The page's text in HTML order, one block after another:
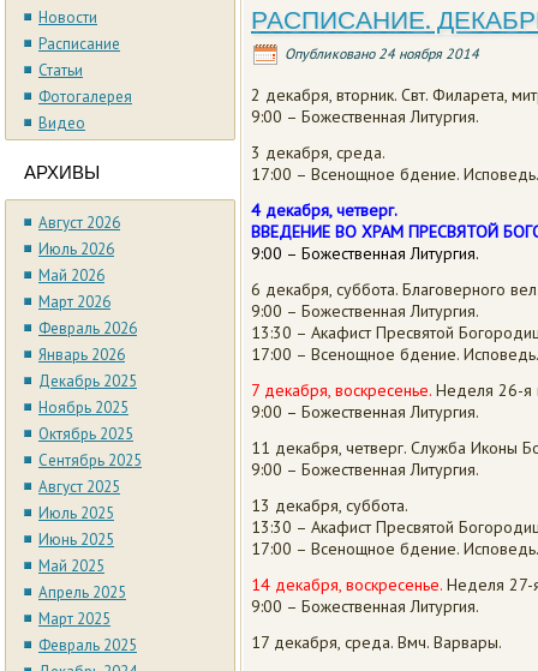
Новости
Расписание
Статьи
Фотогалерея
Видео
АРХИВЫ
Август 2026
Июль 2026
Май 2026
Март 2026
Февраль 2026
Январь 2026
Декабрь 2025
Ноябрь 2025
Октябрь 2025
Сентябрь 2025
Август 2025
Июль 2025
Июнь 2025
Май 2025
Апрель 2025
Март 2025
Февраль 2025
РАСПИСАНИЕ.
Опубликовано 24 ноября 2014
2 декабря, вторник. Свт. Филарета,
9:00 – Божественная Литургия.
3 декабря, среда.
17:00 – Всенощное бдение. Исповедь.
4 декабря, четверг.
ВВЕДЕНИЕ ВО ХРАМ ПРЕСВЯТОЙ
9:00 – Божественная Литургия.
6 декабря, суббота. Благоверного
9:00 – Божественная Литургия.
13:30 – Акафист Пресвятой
17:00 – Всенощное бдение. Исповедь.
7 декабря, воскресенье. Неделя 26-я
9:00 – Божественная Литургия.
11 декабря, четверг. Служба Иконы
9:00 – Божественная Литургия.
13 декабря, суббота.
13:30 – Акафист Пресвятой
17:00 – Всенощное бдение. Исповедь.
14 декабря, воскресенье. Неделя 27-
9:00 – Божественная Литургия.
17 декабря, среда. Вмч. Варвары.